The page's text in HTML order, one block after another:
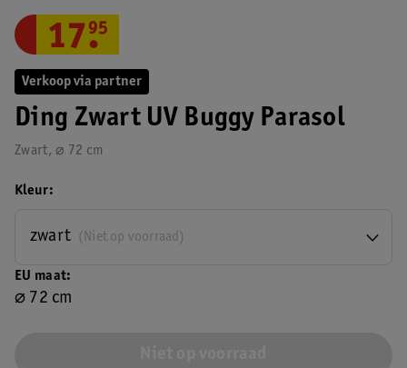
Verkoop via partner
Ding Zwart UV Buggy Parasol
Zwart, ⌀ 72 cm
17.
95
EU maat
⌀ 72 cm
Kleur
(Niet op voorraad)
zwart